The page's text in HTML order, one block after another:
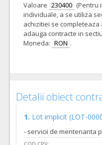
Valoare 230400 (Pentru
individuale, a se utiliza
achizitiei se
adauga contracte in
Moneda: RON .
Detalii obiect
1. Lot implicit (LOT-